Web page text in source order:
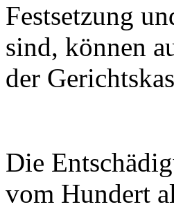
Festsetzung
sind, können
der
Die
vom Hundert